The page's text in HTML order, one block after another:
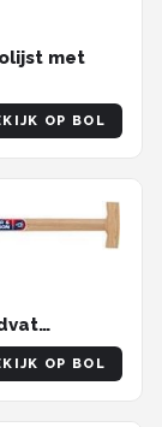
met
OP BOL
OP BOL